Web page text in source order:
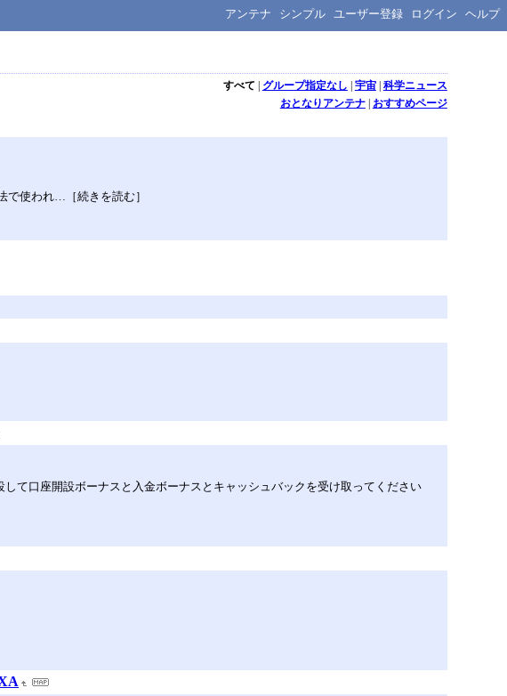
アンテナ シンプル ユーザー登録 ログイン ヘルプ
すべて | グループ指定なし | 宇宙| 科学ニュース
おとなりアンテナ| おすすめページ
で使われ…［続きを読む］
て口座開設ボーナスと入金ボーナスとキャッシュバックを受け取ってください